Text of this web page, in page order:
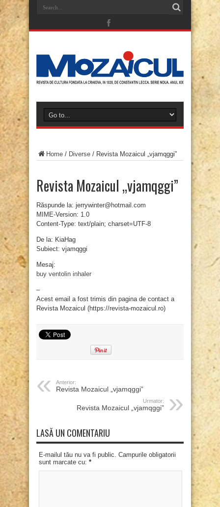
Home / Diverse / Revista Mozaicul „vjamqggi”
Revista Mozaicul „vjamqggi”
Răspunde la: jerrywinter@hotmail.com
MIME-Version: 1.0
Content-Type: text/plain; charset=UTF-8
De la: KiaHag
Subiect: vjamqggi
Mesaj:
buy ventolin inhaler
–
Acest email a fost trimis din pagina de contact a
Revista Mozaicul (https://revista-mozaicul.ro)
Anterior:
Revista Mozaicul „vjamqggi”
Urmator:
Revista Mozaicul „vjamqggi”
LASĂ UN COMENTARIU
E-mailul tău nu va fi public. Campurile obligatorii
sunt marcate cu: *